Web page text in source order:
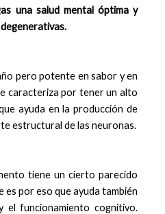
una salud mental óptima y
pero potente en sabor y en
caracteriza por tener un alto
ayuda en la producción de
estructural de las neuronas.
tiene un cierto parecido
es por eso que ayuda también
el funcionamiento cognitivo.